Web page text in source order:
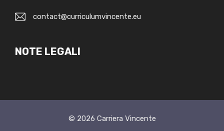
contact@curriculumvincente.eu
NOTE LEGALI
© 2026 Carriera Vincente